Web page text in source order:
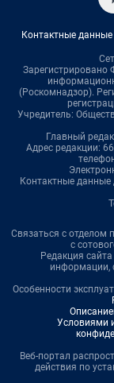
Контактные
Зарегистрировано
(Роскомнадзор).
Учредитель:
Главный
Адрес редакции:
Контактные данные
Связаться с отделом
с
Редакция
информации,
Особенности
Условиями
Веб-портал
действия по